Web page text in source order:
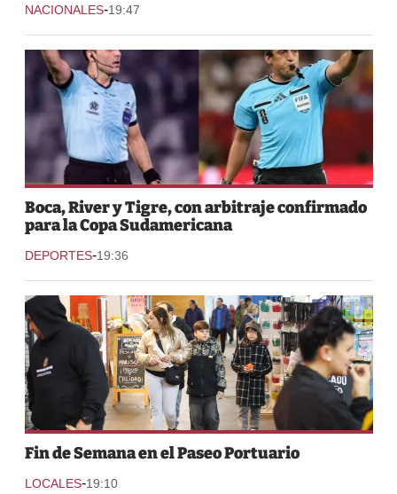
NACIONALES-19:47
Boca, River y Tigre, con arbitraje confirmado
para la Copa Sudamericana
DEPORTES-19:36
Fin de Semana en el Paseo Portuario
LOCALES-19:10